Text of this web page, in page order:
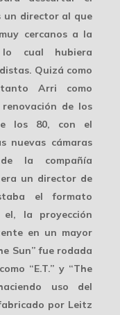
un director al que
cercanos a la
cual hubiera
Quizá como
tanto Arri como
de los
los 80, con el
nuevas cámaras
la compañía
un director de
el formato
el, la proyección
en un mayor
Sun” fue rodada
“E.T.” y “The
uso del
por Leitz